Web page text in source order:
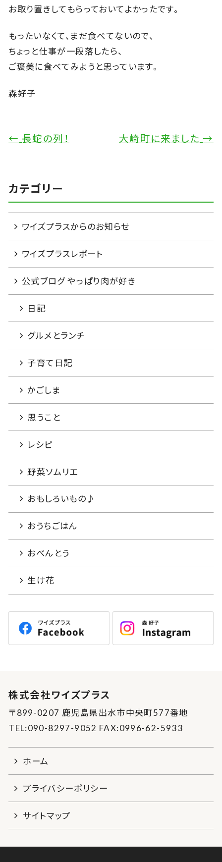
お取り置きしてもらっておいてよかったです。
もったいなくて、まだ食べてないので、
ちょっと仕事が一段落したら、
ご褒美に食べてみようと思っています。
森好子
← 長蛇の列！ 大崎町に来ました →
カテゴリー
ワイズプラスからのお知らせ
ワイズプラスレポート
公式ブログ やっぱり肉が好き
日記
グルメとランチ
子育て日記
かごしま
思うこと
レシピ
野菜ソムリエ
おもしろいもの♪
おうちごはん
おべんとう
生け花
株式会社ワイズプラス
〒899-0207 鹿児島県出水市中央町577番地
TEL:090-8297-9052 FAX:0996-62-5933
ホーム
プライバシーポリシー
サイトマップ